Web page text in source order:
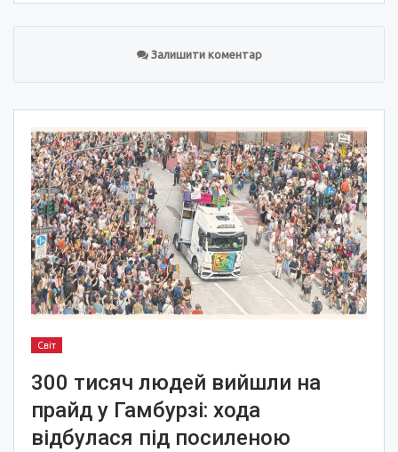
Залишити коментар
Світ
300 тисяч людей вийшли на
прайд у Гамбурзі: хода
відбулася під посиленою